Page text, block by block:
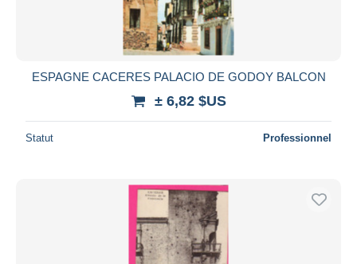
ESPAGNE CACERES PALACIO DE GODOY BALCON
± 6,82 $US
Statut Professionnel